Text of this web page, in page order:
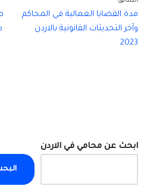
مدة القضايا العمالية في المحاكم
وآخر التحديثات القانونية بالاردن
2023
ابحث عن محامي في الاردن